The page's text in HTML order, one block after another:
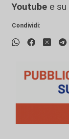
Youtube e su
Condividi: